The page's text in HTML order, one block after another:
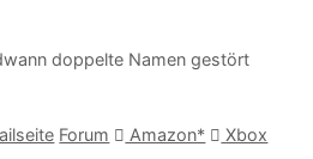
doppelte Namen gestört
Forum Amazon*
Xbox